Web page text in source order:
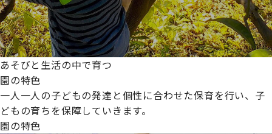
あそびと生活の中で育つ
園の特色
一人一人の子どもの発達と個性に合わせた保育を行い、子
どもの育ちを保障していきます。
園の特色